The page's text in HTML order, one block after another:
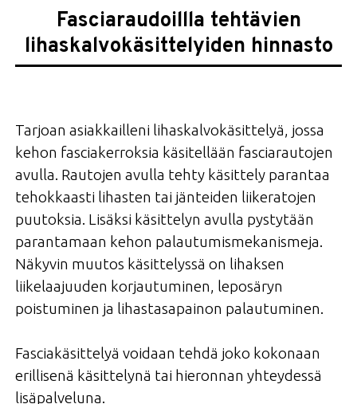
Fasciaraudoillla tehtävien
lihaskalvokäsittelyiden hinnasto
Tarjoan asiakkailleni lihaskalvokäsittelyä, jossa
kehon fasciakerroksia käsitellään fasciarautojen
avulla. Rautojen avulla tehty käsittely parantaa
tehokkaasti lihasten tai jänteiden liikeratojen
puutoksia. Lisäksi käsittelyn avulla pystytään
parantamaan kehon palautumismekanismeja.
Näkyvin muutos käsittelyssä on lihaksen
liikelaajuuden korjautuminen, leposäryn
poistuminen ja lihastasapainon palautuminen.
Fasciakäsittelyä voidaan tehdä joko kokonaan
erillisenä käsittelynä tai hieronnan yhteydessä
lisäpalveluna.